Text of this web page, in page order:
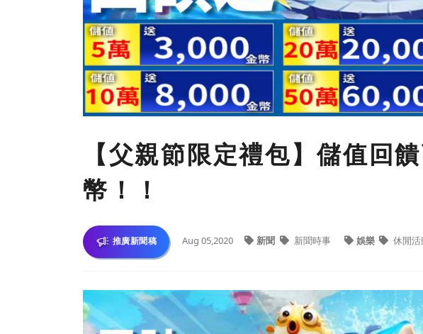
【父親節限定禮包】儲值回
幣！！
推廣新聞稿 Aug 05,2020 新聞 新聞時事 娛樂 休閒